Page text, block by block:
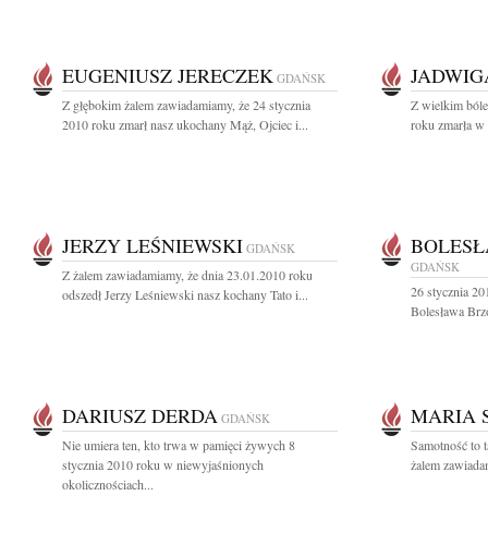
EUGENIUSZ JERECZEK GDAŃSK
Z głębokim żalem zawiadamiamy, że 24 stycznia
2010 roku zmarł nasz ukochany Mąż, Ojciec i...
Z wielkim
roku zmarła
JERZY LEŚNIEWSKI GDAŃSK
Z żalem zawiadamiamy, że dnia 23.01.2010 roku
odszedł Jerzy Leśniewski nasz kochany Tato i...
GDAŃSK
26 stycznia
Bolesława
DARIUSZ DERDA GDAŃSK
Nie umiera ten, kto trwa w pamięci żywych 8
stycznia 2010 roku w niewyjaśnionych
okolicznościach...
MARIA
Samotność to
żalem